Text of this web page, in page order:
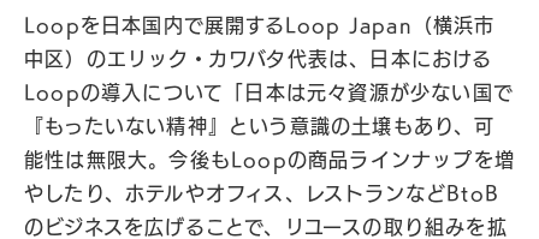
Loopを日本国内で展開するLoop Japan（横浜市
中区）のエリック・カワバタ代表は、日本における
Loopの導入について「日本は元々資源が少ない国で
『もったいない精神』という意識の土壌もあり、可
能性は無限大。今後もLoopの商品ラインナップを増
やしたり、ホテルやオフィス、レストランなどBtoB
のビジネスを広げることで、リユースの取り組みを拡